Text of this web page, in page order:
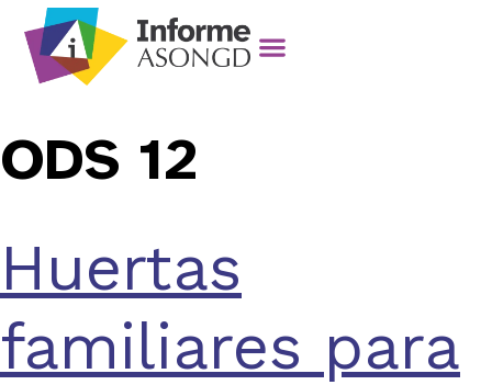
ODS 12
Huertas
familiares para